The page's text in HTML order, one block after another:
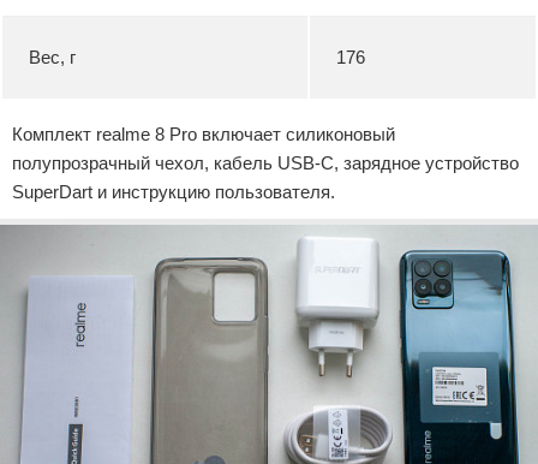
Вес, г 176
Комплект realme 8 Pro включает силиконовый
полупрозрачный чехол, кабель USB-C, зарядное устройство
SuperDart и инструкцию пользователя.